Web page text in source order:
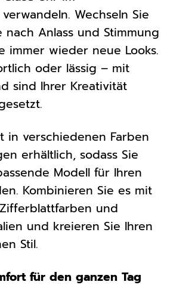
Wechseln Sie
Anlass und Stimmung
immer wieder neue Looks.
oder lässig – mit
sind Ihrer Kreativität
in verschiedenen Farben
erhältlich, sodass Sie
Modell für Ihren
Kombinieren Sie es mit
und
und kreieren Sie Ihren
Stil.
für den ganzen Tag